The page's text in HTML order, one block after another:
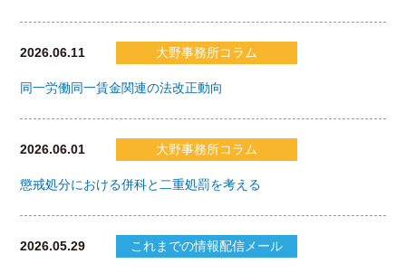
2026.06.11 大野事務所コラム
同一労働同一賃金関連の法改正動向
2026.06.01 大野事務所コラム
懲戒処分における併科と二重処罰を考える
2026.05.29 これまでの情報配信メール